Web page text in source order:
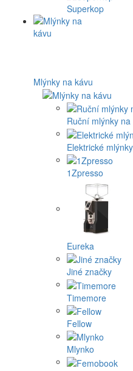
Superkop
Mlýnky na kávu
Ruční mlýnky na
Elektrické
1Zpresso
Eureka
Jiné značky
Timemore
Fellow
Mlynko